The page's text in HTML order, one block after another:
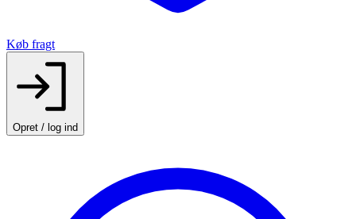
Køb fragt
Opret / log ind